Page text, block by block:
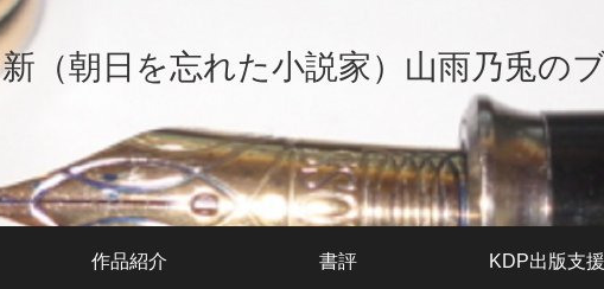
新（朝日を忘れた小説家）山雨乃兎の
作品紹介 書評 KDP出版支援